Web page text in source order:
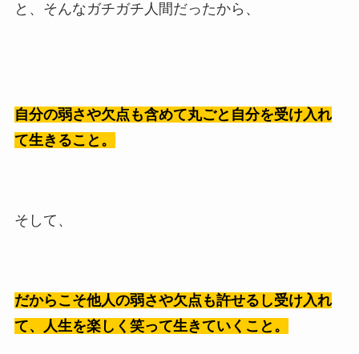
と、そんなガチガチ人間だったから、
自分の弱さや欠点も含めて丸ごと自分を受け入れ
て生きること。
そして、
だからこそ他人の弱さや欠点も許せるし受け入れ
て、人生を楽しく笑って生きていくこと。